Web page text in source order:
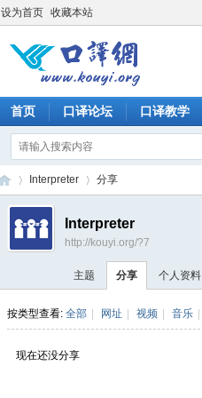
设为首页 收藏本站
首页 口译论坛 口译教学
›
Interpreter 分享
Interpreter
http://kouyi.org/?7
主题 分享 个人资料
按类型查看: 全部 网址 视频 音乐
现在还没分享